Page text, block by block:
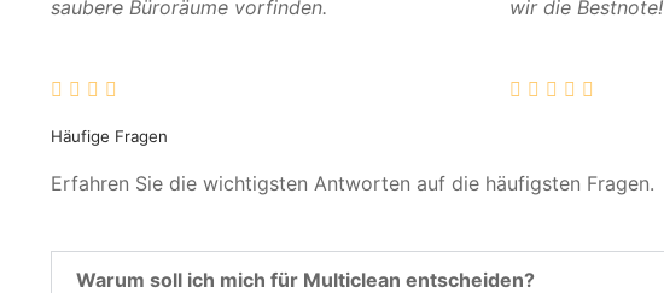
saubere Büroräume vorfinden.
wir die Bestnote!
Häufige Fragen
Erfahren Sie die wichtigsten Antworten auf die häufigsten Fragen.
Warum soll ich mich für Multiclean entscheiden?